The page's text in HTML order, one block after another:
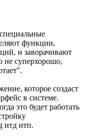
функции,
и заворачивают
не суперхорошо,
которое создаст
в системе.
это будет работать
итд итп.